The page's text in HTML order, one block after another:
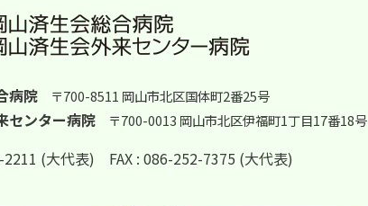
病院 〒700-8511 岡山市北区国体町2番25号
センター病院 〒700-0013 岡山市北区伊福町1丁目17番18号
(大代表) FAX : 086-252-7375 (大代表)